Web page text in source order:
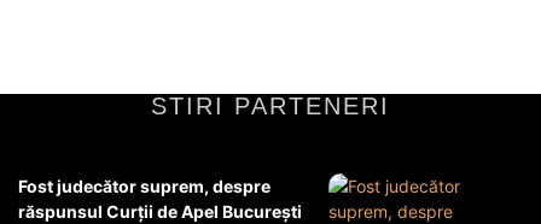
STIRI PARTENERI
Fost judecător suprem, despre
răspunsul Curții de Apel București